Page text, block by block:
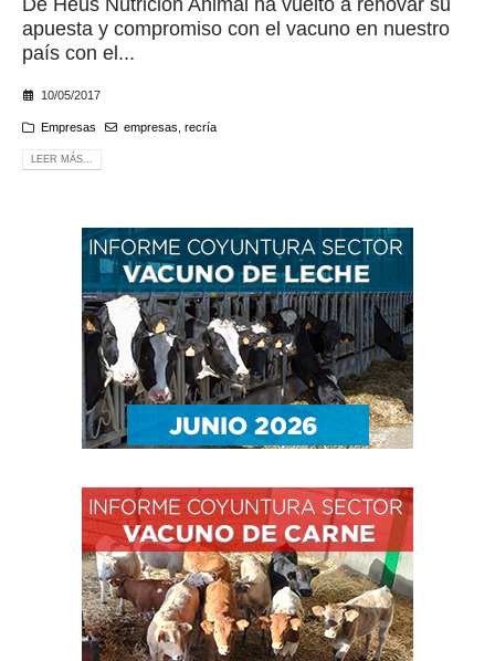
De Heus Nutrición Animal ha vuelto a renovar su
apuesta y compromiso con el vacuno en nuestro
país con el...
10/05/2017
Empresas empresas recría
LEER MÁS...